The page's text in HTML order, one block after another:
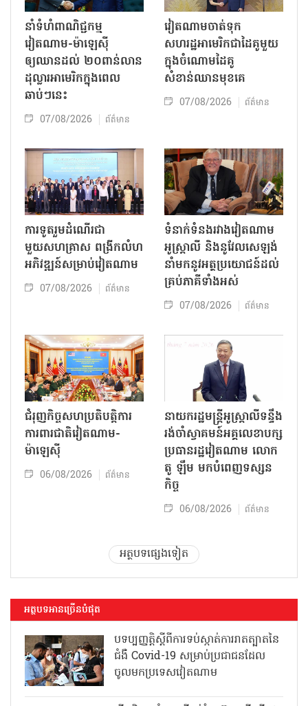
នាំទំហំពាណិជ្ជកម្ម
វៀតណាម-ម៉ាឡេស៊ី
ឲ្យឈានដល់ ២០ពាន់លាន
ដុល្លារអាមេរិកក្នុងពេល
ឆាប់ៗនេះ
07/08/2026 ព័ត៌មាន
វៀតណាមចាត់ទុក
សហរដ្ឋអាមេរិកជាដៃគូមួយ
ក្នុងចំណោមដៃគូ
សំខាន់ឈានមុខគេ
07/08/2026 ព័ត៌មាន
ការទូតរួមដំណើរជា
មួយសហគ្រាស ពង្រីកលំហ
អភិវឌ្ឍន៍សម្រាប់វៀតណាម
07/08/2026 ព័ត៌មាន
ទំនាក់ទំនងរវាងវៀតណាម
អូស្ត្រាលី និងនូវែលសេឡង់
នាំមកនូវអត្ថប្រយោជន៍ដល់
គ្រប់ភាគីទាំងអស់
07/08/2026 ព័ត៌មាន
ជំរុញកិច្ចសហប្រតិបត្តិការ
ការពារជាតិវៀតណាម-
ម៉ាឡេស៊ី
06/08/2026 ព័ត៌មាន
នាយករដ្ឋមន្ត្រីអូស្ត្រាលីទន្ទឹង
រង់ចាំស្វាគមន៍អគ្គលេខាបក្ស
ប្រធានរដ្ឋវៀតណាម លោក
តូ ឡឹម មកបំពេញទស្សន
កិច្ច
06/08/2026 ព័ត៌មាន
អត្ថបទផ្សេងទៀត
អត្ថបទអានច្រើនបំផុត
បទប្បញ្ញត្តិស្តីពីការទប់ស្កាត់ការរាតត្បាតនៃ
ជំងឺ Covid-19 សម្រាប់ប្រជាជនដែល
ចូលមកប្រទេសវៀតណាម